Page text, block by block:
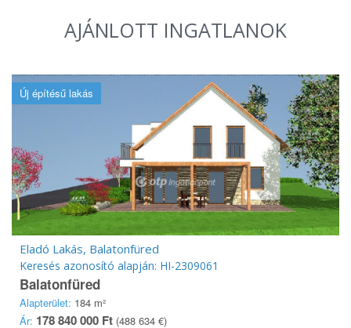
AJÁNLOTT INGATLANOK
Új építésű lakás
Eladó Lakás, Balatonfüred
Keresés azonosító alapján: HI-2309061
Balatonfüred
Alapterület: 184 m²
Ár: 178 840 000 Ft (488 634 €)